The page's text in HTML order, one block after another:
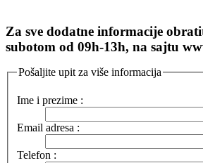
Za sve dodatne informacije
subotom od 09h-13h, na sajtu
Pošaljite upit za više informacija
Ime i prezime :
Email adresa :
Telefon :